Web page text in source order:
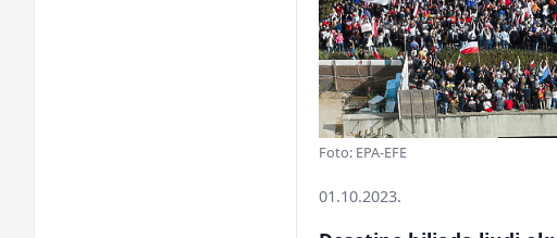
Foto: EPA-EFE
01.10.2023.